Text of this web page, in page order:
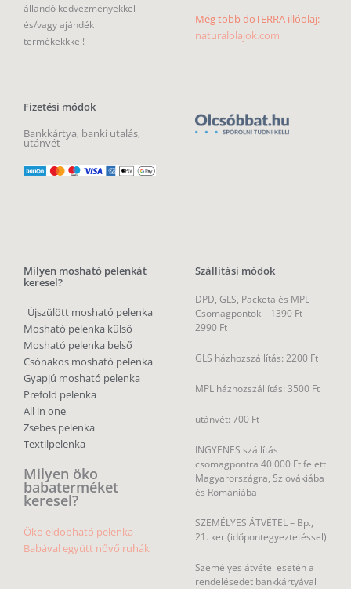
állandó kedvezményekkel
és/vagy ajándék
termékekkkel!
Fizetési módok
Bankkártya, banki utalás,
utánvét
Még több doTERRA illóolaj:
naturalolajok.com
Milyen mosható pelenkát
keresel?
Újszülött mosható pelenka
Mosható pelenka külső
Mosható pelenka belső
Csónakos mosható pelenka
Gyapjú mosható pelenka
Prefold pelenka
All in one
Zsebes pelenka
Textilpelenka
Milyen öko
babaterméket
keresel?
Öko eldobható pelenka
Babával együtt nővő ruhák
Szállítási módok
DPD, GLS, Packeta és MPL
Csomagpontok – 1390 Ft –
2990 Ft
GLS házhozszállítás: 2200 Ft
MPL házhozszállítás: 3500 Ft
utánvét: 700 Ft
INGYENES szállítás
csomagpontra 40 000 Ft felett
Magyarországra, Szlovákiába
és Romániába
SZEMÉLYES ÁTVÉTEL – Bp.,
21. ker (időpontegyeztetéssel)
Személyes átvétel esetén a
rendelésedet bankkártyával